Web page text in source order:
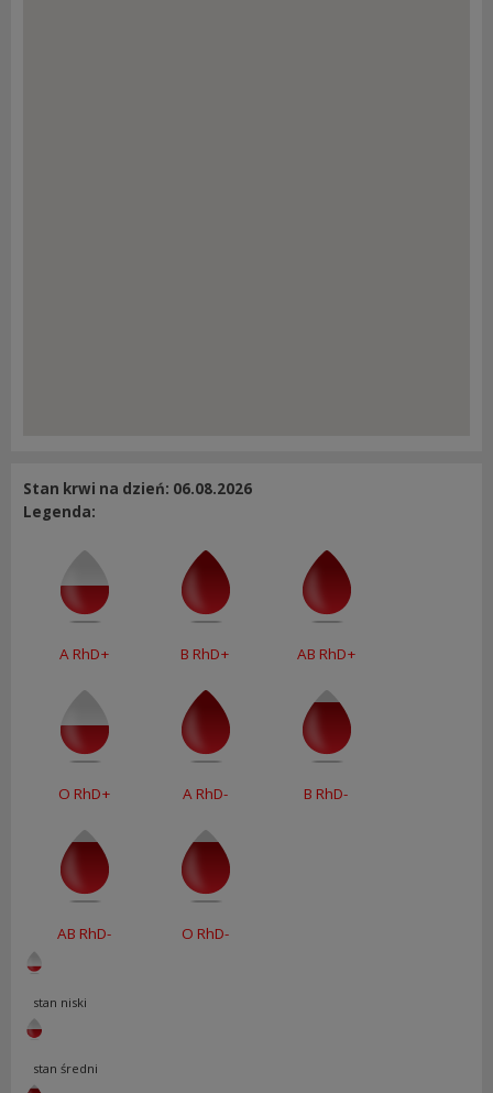
Stan krwi na dzień: 06.08.2026
Legenda:
A RhD+ B RhD+ AB RhD+
O RhD+ A RhD- B RhD-
AB RhD- O RhD-
stan niski
stan średni